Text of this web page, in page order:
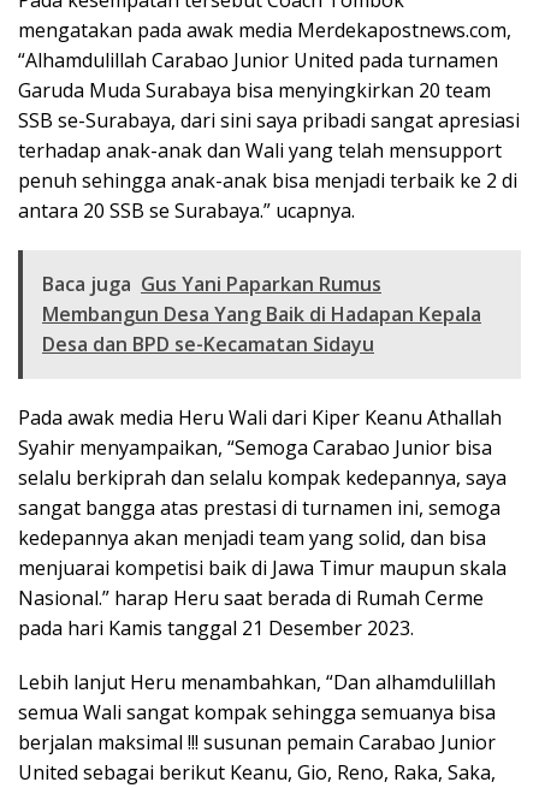
mengatakan pada awak media Merdekapostnews.com,
“Alhamdulillah Carabao Junior United pada turnamen
Garuda Muda Surabaya bisa menyingkirkan 20 team
SSB se-Surabaya, dari sini saya pribadi sangat apresiasi
terhadap anak-anak dan Wali yang telah mensupport
penuh sehingga anak-anak bisa menjadi terbaik ke 2 di
antara 20 SSB se Surabaya.” ucapnya.
Baca juga Gus Yani Paparkan Rumus
Membangun Desa Yang Baik di Hadapan Kepala
Desa dan BPD se-Kecamatan Sidayu
Pada awak media Heru Wali dari Kiper Keanu Athallah
Syahir menyampaikan, “Semoga Carabao Junior bisa
selalu berkiprah dan selalu kompak kedepannya, saya
sangat bangga atas prestasi di turnamen ini, semoga
kedepannya akan menjadi team yang solid, dan bisa
menjuarai kompetisi baik di Jawa Timur maupun skala
Nasional.” harap Heru saat berada di Rumah Cerme
pada hari Kamis tanggal 21 Desember 2023.
Lebih lanjut Heru menambahkan, “Dan alhamdulillah
semua Wali sangat kompak sehingga semuanya bisa
berjalan maksimal !!! susunan pemain Carabao Junior
United sebagai berikut Keanu, Gio, Reno, Raka, Saka,